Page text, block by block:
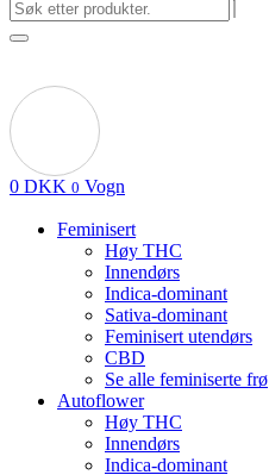
0 DKK 0 Vogn
Feminisert
Høy THC
Innendørs
Indica-dominant
Sativa-dominant
Feminisert utendørs
CBD
Se alle feminiserte frø
Autoflower
Høy THC
Innendørs
Indica-dominant